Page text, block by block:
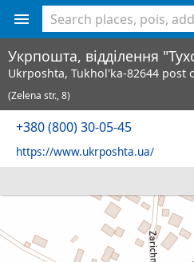
Укрпошта, відділення
Ukrposhta, Tukhol'ka-82644 post
(Zelena str., 8)
+380 (800) 30-05-45
https://www.ukrposhta.ua/
<% console.log(hcard) %>